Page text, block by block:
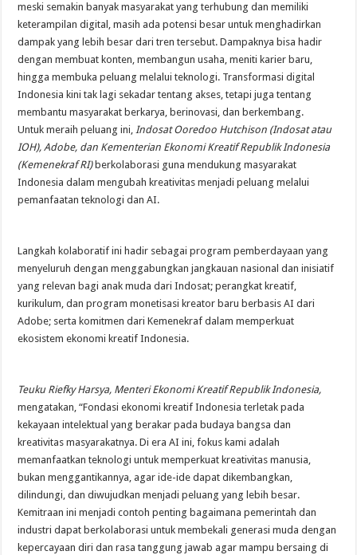
meski semakin banyak masyarakat yang terhubung dan memiliki
keterampilan digital, masih ada potensi besar untuk menghadirkan
dampak yang lebih besar dari tren tersebut. Dampaknya bisa hadir
dengan membuat konten, membangun usaha, meniti karier baru,
hingga membuka peluang melalui teknologi. Transformasi digital
Indonesia kini tak lagi sekadar tentang akses, tetapi juga tentang
membantu masyarakat berkarya, berinovasi, dan berkembang.
Untuk meraih peluang ini,Indosat Ooredoo Hutchison (Indosat atau
IOH), Adobe, dan Kementerian Ekonomi Kreatif Republik Indonesia
(Kemenekraf RI)berkolaborasi guna mendukung masyarakat
Indonesia dalam mengubah kreativitas menjadi peluang melalui
pemanfaatan teknologi dan AI.
Langkah kolaboratif ini hadir sebagai program pemberdayaan yang
menyeluruh dengan menggabungkan jangkauan nasional dan inisiatif
yang relevan bagi anak muda dari Indosat; perangkat kreatif,
kurikulum, dan program monetisasi kreator baru berbasis AI dari
Adobe; serta komitmen dari Kemenekraf dalam memperkuat
ekosistem ekonomi kreatif Indonesia.
Teuku Riefky Harsya, Menteri Ekonomi Kreatif Republik Indonesia,
mengatakan, “Fondasi ekonomi kreatif Indonesia terletak pada
kekayaan intelektual yang berakar pada budaya bangsa dan
kreativitas masyarakatnya. Di era AI ini, fokus kami adalah
memanfaatkan teknologi untuk memperkuat kreativitas manusia,
bukan menggantikannya, agar ide-ide dapat dikembangkan,
dilindungi, dan diwujudkan menjadi peluang yang lebih besar.
Kemitraan ini menjadi contoh penting bagaimana pemerintah dan
industri dapat berkolaborasi untuk membekali generasi muda dengan
kepercayaan diri dan rasa tanggung jawab agar mampu bersaing di